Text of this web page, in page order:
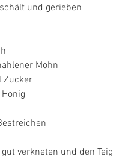
und gerieben
Mohn
Zucker
verkneten und den Teig